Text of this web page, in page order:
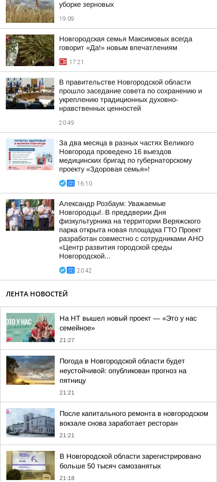
уборке зерновых
19:09
Новгородская семья Максимовых всегда
говорит «Да!» новым впечатлениям
17:21
В правительстве Новгородской области
прошло заседание совета по сохранению и
укреплению традиционных духовно-
нравственных ценностей
20:49
За два месяца в разных частях Великого
Новгорода проведено 16 выездов
медицинских бригад по губернаторскому
проекту «Здоровая семья»!
16:10
Александр Розбаум: Уважаемые
Новгородцы!. В преддверии Дня
физкультурника на территории Веряжского
парка открыта новая площадка ГТО Проект
разработан совместно с сотрудниками АНО
«Центр развития городской среды
Новгородской...
20:42
ЛЕНТА НОВОСТЕЙ
На НТ вышел новый проект — «Это у нас
семейное»
21:27
Погода в Новгородской области будет
неустойчивой: опубликован прогноз на
пятницу
21:21
После капитального ремонта в новгородском
вокзале снова заработает ресторан
21:21
В Новгородской области зарегистрировано
больше 50 тысяч самозанятых
21:18